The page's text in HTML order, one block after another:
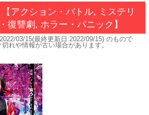
アクション・バトル, ミステリ
復讐劇, ホラー・パニック】
03/15(最終更新日:2022/09/15)のもので
れや情報が古い場合があります。